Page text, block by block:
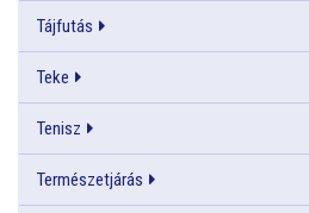
Tájfutás
Teke
Tenisz
Természetjárás